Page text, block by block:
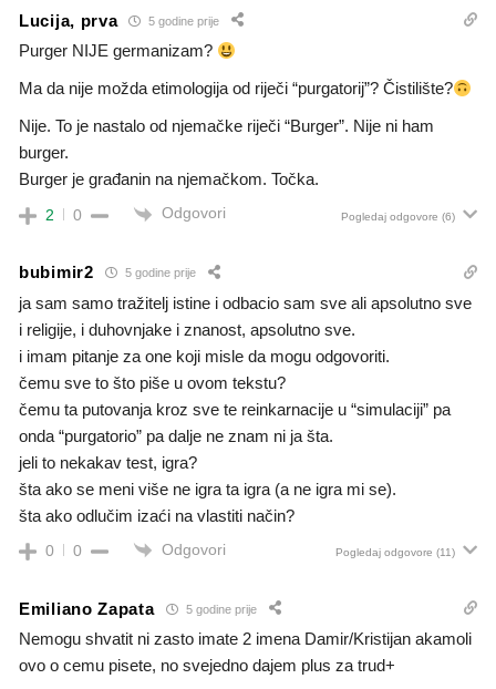
Lucija, prva 5 godine prije
Purger NIJE germanizam?
Ma da nije možda etimologija od riječi “purgatorij”? Čistilište?
Nije. To je nastalo od njemačke riječi “Burger”. Nije ni ham
burger.
Burger je građanin na njemačkom. Točka.
2 0 Odgovori Pogledaj odgovore (6)
bubimir2 5 godine prije
ja sam samo tražitelj istine i odbacio sam sve ali apsolutno sve
i religije, i duhovnjake i znanost, apsolutno sve.
i imam pitanje za one koji misle da mogu odgovoriti.
čemu sve to što piše u ovom tekstu?
čemu ta putovanja kroz sve te reinkarnacije u “simulaciji” pa
onda “purgatorio” pa dalje ne znam ni ja šta.
jeli to nekakav test, igra?
šta ako se meni više ne igra ta igra (a ne igra mi se).
šta ako odlučim izaći na vlastiti način?
0 0 Odgovori Pogledaj odgovore (11)
Emiliano Zapata 5 godine prije
Nemogu shvatit ni zasto imate 2 imena Damir/Kristijan akamoli
ovo o cemu pisete, no svejedno dajem plus za trud+